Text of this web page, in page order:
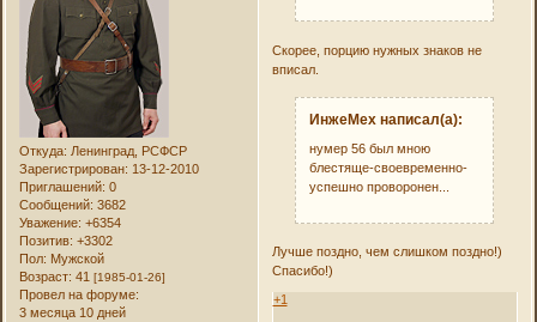
Откуда: Ленинград, РСФСР
Зарегистрирован: 13-12-2010
Приглашений: 0
Сообщений: 3682
Уважение: +6354
Позитив: +3302
Пол: Мужской
Возраст: 41[1985-01-26]
Провел на форуме:
3 месяца 10 дней
Скорее, порцию нужных знаков не
вписал.
ИнжеМех написал(а):
нумер 56 был мною
блестяще-своевременно-
успешно проворонен...
Лучше поздно, чем слишком поздно!)
Спасибо!)
+1